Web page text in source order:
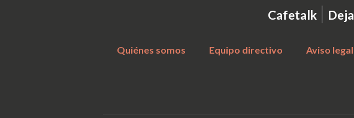
Cafetalk |
Quiénes somos Equipo directivo Aviso legal